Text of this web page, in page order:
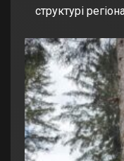
структурі